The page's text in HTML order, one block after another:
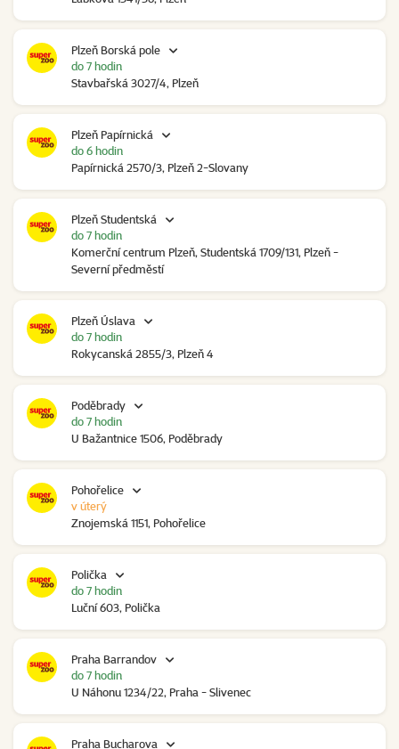
Plzeň Borská pole
Stavbařská 3027/4, Plzeň
do 7 hodin
Plzeň Papírnická
Papírnická 2570/3, Plzeň 2-Slovany
do 6 hodin
Plzeň Studentská
Komerční centrum Plzeň, Studentská 1709/131, Plzeň -
Severní předměstí
do 7 hodin
Plzeň Úslava
Rokycanská 2855/3, Plzeň 4
do 7 hodin
Poděbrady
U Bažantnice 1506, Poděbrady
do 7 hodin
Pohořelice
Znojemská 1151, Pohořelice
v úterý
Polička
Luční 603, Polička
do 7 hodin
Praha Barrandov
U Náhonu 1234/22, Praha - Slivenec
do 7 hodin
Praha Bucharova